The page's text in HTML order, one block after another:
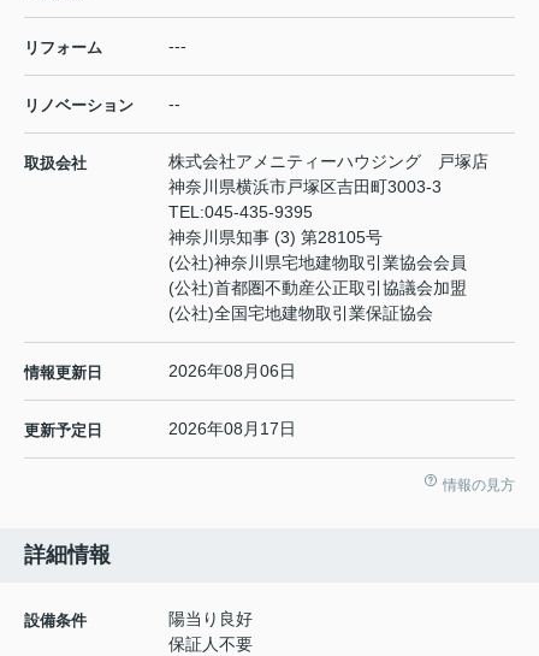
リフォーム ---
リノベーション --
取扱会社
株式会社アメニティーハウジング 戸塚店
神奈川県横浜市戸塚区吉田町3003-3
TEL:045-435-9395
神奈川県知事 (3) 第28105号
(公社)神奈川県宅地建物取引業協会会員
(公社)首都圏不動産公正取引協議会加盟
(公社)全国宅地建物取引業保証協会
情報更新日 2026年08月06日
更新予定日 2026年08月17日
情報の見方
詳細情報
設備条件
陽当り良好
保証人不要